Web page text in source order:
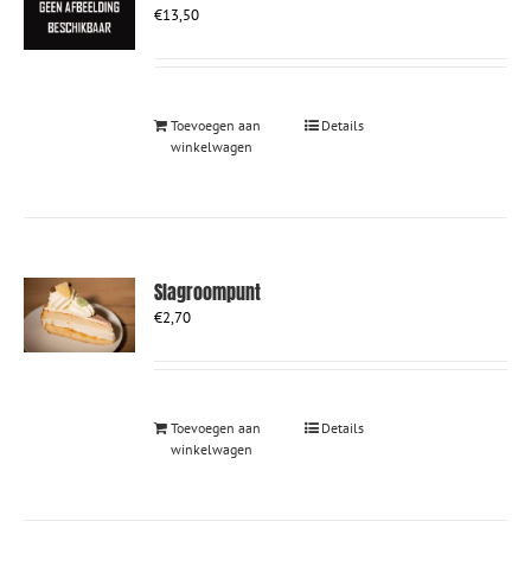
productpagina
€13,50
Toevoegen aan
winkelwagen
Details
Slagroompunt
€2,70
Toevoegen aan
winkelwagen
Details